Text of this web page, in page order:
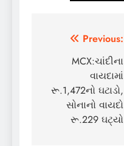
Post
navigation
Previous:
MCX:ચાંદીના
વાયદામાં
રૂ.1,472નો ઘટાડો,
સોનાનો વાયદો
રૂ.229 ઘટ્યો